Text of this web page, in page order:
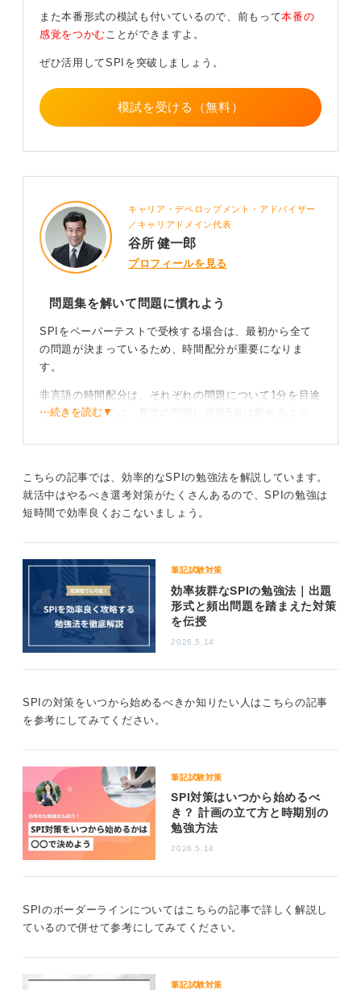
一般的に最も時間を投下すべきなのは、自己分析、エン
トリーシート（ES）作成、面接練習です。企業もSPIを
ことを考えれば、こちらとしても対策の比重はそこに置
くべきです。
また本番形式の模試も付いているので、前もって本番の
感覚をつかむ ことができますよ。
ぜひ活用してSPIを突破しましょう。
模試を受ける（無料）
キャリア・デベロップメント・アドバイザー
／キャリアドメイン代表
谷所 健一郎
プロフィールを見る
問題集を解いて問題に慣れよう
SPIをペーパーテストで受検する場合は、最初から全て
の問題が決まっているため、時間配分が重要になりま
す。
非言語の時間配分は、それぞれの問題について1分を目途
に、言語問題では、長文の問題に最低5分は取れるよう
ど、解いていく時間を予め決めて、時間配分に合わせて
SPIを攻略するためには、問題集を解いていくことが大
切ですが、一つの問題集を一度解いたら終わりにせず、
SPIテストセンターの試験は、1問ごとの制限時間が決め
られているため、制限時間を意識しながら解いていくこ
とが大切ですが、正解すると次の問題の難易度が上がっ
ていくため、時間切れで解答できなくても落ちない可能
性はあります。
企業によりSPIの評価基準は違います。SPIを応募者の足
切りにしている企業もありますが、SPIの偏差値が低く
ない問題集を解いて、問題に慣れることです。
13
⋯続きを読む▼
こちらの記事では、効率的なSPIの勉強法を解説しています。
就活中はやるべき選考対策がたくさんあるので、SPIの勉強は
短時間で効率良くおこないましょう。
筆記試験対策
効率抜群なSPIの勉強法｜出題
形式と頻出問題を踏まえた対策
を伝授
2026.5.14
SPIの対策をいつから始めるべきか知りたい人はこちらの記事
を参考にしてみてください。
筆記試験対策
SPI対策はいつから始めるべ
き？ 計画の立て方と時期別の
勉強方法
2026.5.14
SPIのボーダーラインについてはこちらの記事で詳しく解説し
ているので併せて参考にしてみてください。
筆記試験対策